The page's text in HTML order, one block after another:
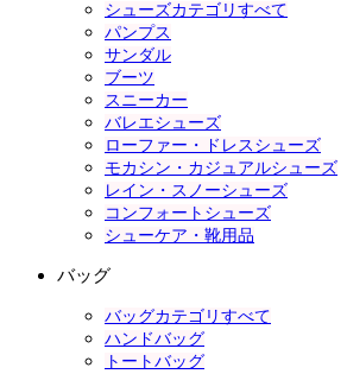
シューズカテゴリすべて
パンプス
サンダル
ブーツ
スニーカー
バレエシューズ
ローファー・ドレスシューズ
モカシン・カジュアルシューズ
レイン・スノーシューズ
コンフォートシューズ
シューケア・靴用品
バッグ
バッグカテゴリすべて
ハンドバッグ
トートバッグ